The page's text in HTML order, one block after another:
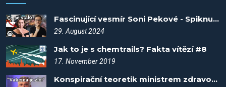
Fascinující vesmír Soni Pekové - Spiknutí #102
29. August 2024
Jak to je s chemtrails? Fakta vítězí #8
17. November 2019
Konspirační teoretik ministrem zdravotnictví?! - Spiknutí #110